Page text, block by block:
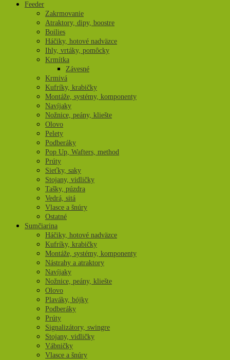
Feeder
Zakrmovanie
Atraktory, dipy, boostre
Boilies
Háčiky, hotové nadväzce
Ihly, vrtáky, pomôcky
Krmítka
Závesné
Krmivá
Kufríky, krabičky
Montáže, systémy, komponenty
Navíjaky
Nožnice, peány, kliešte
Olovo
Pelety
Podberáky
Pop Up, Wafters, method
Prúty
Sieťky, saky
Stojany, vidličky
Tašky, púzdra
Vedrá, sitá
Vlasce a šnúry
Ostatné
Sumčiarina
Háčiky, hotové nadväzce
Kufríky, krabičky
Montáže, systémy, komponenty
Nástrahy a atraktory
Navíjaky
Nožnice, peány, kliešte
Olovo
Plaváky, bójky
Podberáky
Prúty
Signalizátory, swingre
Stojany, vidličky
Vábničky
Vlasce a šnúry